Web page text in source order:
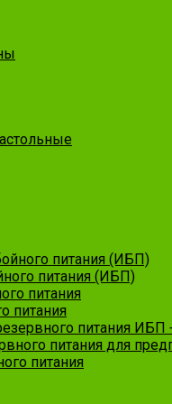
питания (ИБП)
питания
питания ИБП
питания для
питания